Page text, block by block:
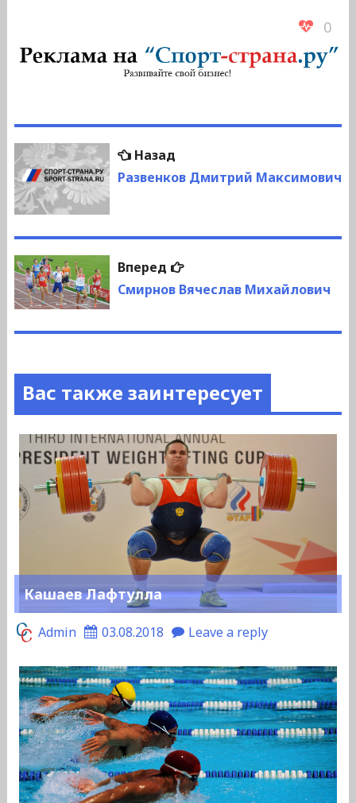
0
Навигация
по
записям
НазадПредыдущая
запись:
Развенков Дмитрий Максимович
Вперед
Следующая
запись:
Смирнов Вячеслав Михайлович
Вас также заинтересует
Кашаев Лафтулла
Admin 03.08.2018 Leave a reply